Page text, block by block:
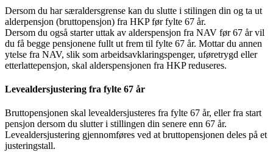
Dersom du har særaldersgrense kan du slutte i stilingen din og ta ut
alderpensjon (bruttopensjon) fra HKP før fylte 67 år.
Dersom du også starter uttak av alderspensjon fra NAV før 67 år vil
du få begge pensjonene fullt ut frem til fylte 67 år. Mottar du annen
ytelse fra NAV, slik som arbeidsavklaringspenger, uføretrygd eller
etterlattepensjon, skal alderspensjonen fra HKP reduseres.
Levealdersjustering fra fylte 67 år
Bruttopensjonen skal levealdersjusteres fra fylte 67 år, eller fra start
pensjon dersom du slutter i stillingen din senere enn 67 år.
Levealdersjustering gjennomføres ved at bruttopensjonen deles på et
justeringstall.